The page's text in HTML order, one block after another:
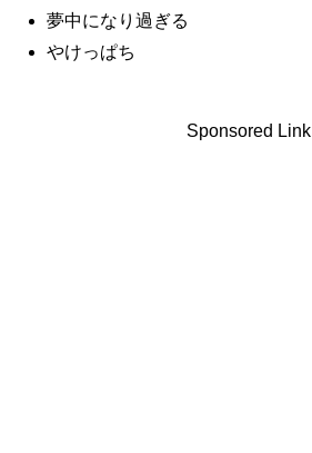
夢中になり過ぎる
やけっぱち
Sponsored Link